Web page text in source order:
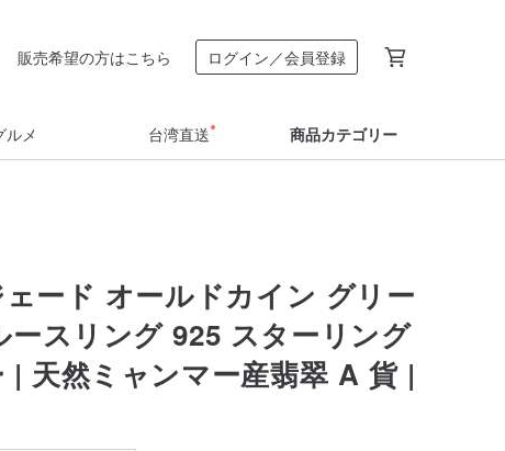
販売希望の方はこちら ログイン／会員登録
ルメ 台湾直送 商品カテゴリー
ード オールドカイン グリー
ースリング 925 スターリング
| 天然ミャンマー産翡翠 A 貨 |